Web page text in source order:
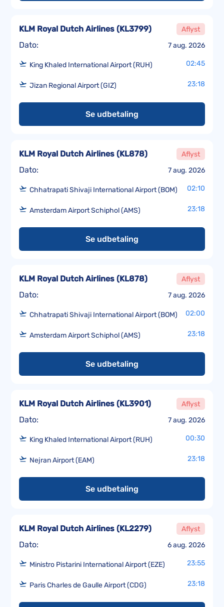
Dato: 7 aug. 2026
KLM Royal Dutch Airlines (KL3799) Aflyst
King Khaled International Airport (RUH) 02:45
Jizan Regional Airport (GIZ) 23:18
Se udbetaling
Dato: 7 aug. 2026
KLM Royal Dutch Airlines (KL878) Aflyst
Chhatrapati Shivaji International Airport (BOM) 02:10
Amsterdam Airport Schiphol (AMS) 23:18
Se udbetaling
Dato: 7 aug. 2026
KLM Royal Dutch Airlines (KL878) Aflyst
Chhatrapati Shivaji International Airport (BOM) 02:00
Amsterdam Airport Schiphol (AMS) 23:18
Se udbetaling
Dato: 7 aug. 2026
KLM Royal Dutch Airlines (KL3901) Aflyst
King Khaled International Airport (RUH) 00:30
Nejran Airport (EAM) 23:18
Se udbetaling
Dato: 6 aug. 2026
KLM Royal Dutch Airlines (KL2279) Aflyst
Ministro Pistarini International Airport (EZE) 23:55
Paris Charles de Gaulle Airport (CDG) 23:18